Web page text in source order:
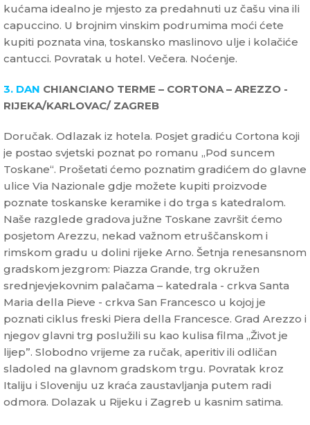
kućama idealno je mjesto za predahnuti uz čašu vina ili
capuccino. U brojnim vinskim podrumima moći ćete
kupiti poznata vina, toskansko maslinovo ulje i kolačiće
cantucci. Povratak u hotel. Večera. Noćenje.
3. DAN CHIANCIANO TERME – CORTONA – AREZZO -
RIJEKA/KARLOVAC/ ZAGREB
Doručak. Odlazak iz hotela. Posjet gradiću Cortona koji
je postao svjetski poznat po romanu „Pod suncem
Toskane“. Prošetati ćemo poznatim gradićem do glavne
ulice Via Nazionale gdje možete kupiti proizvode
poznate toskanske keramike i do trga s katedralom.
Naše razglede gradova južne Toskane završit ćemo
posjetom Arezzu, nekad važnom etruščanskom i
rimskom gradu u dolini rijeke Arno. Šetnja renesansnom
gradskom jezgrom: Piazza Grande, trg okružen
srednjevjekovnim palačama – katedrala - crkva Santa
Maria della Pieve - crkva San Francesco u kojoj je
poznati ciklus freski Piera della Francesce. Grad Arezzo i
njegov glavni trg poslužili su kao kulisa filma „Život je
lijep”. Slobodno vrijeme za ručak, aperitiv ili odličan
sladoled na glavnom gradskom trgu. Povratak kroz
Italiju i Sloveniju uz kraća zaustavljanja putem radi
odmora. Dolazak u Rijeku i Zagreb u kasnim satima.